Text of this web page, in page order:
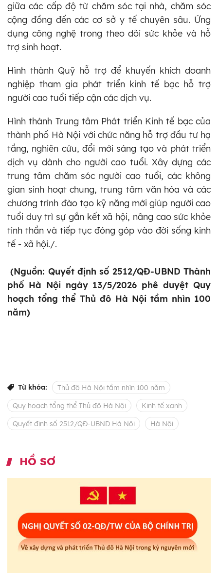
giữa các cấp độ từ chăm sóc tại nhà, chăm sóc
cộng đồng đến các cơ sở y tế chuyên sâu. Ứng
dụng công nghệ trong theo dõi sức khỏe và hỗ
trợ sinh hoạt.
Hình thành Quỹ hỗ trợ để khuyến khích doanh
nghiệp tham gia phát triển kinh tế bạc hỗ trợ
người cao tuổi tiếp cận các dịch vụ.
Hình thành Trung tâm Phát triển Kinh tế bạc của
thành phố Hà Nội với chức năng hỗ trợ đầu tư hạ
tầng, nghiên cứu, đổi mới sáng tạo và phát triển
dịch vụ dành cho người cao tuổi. Xây dựng các
trung tâm chăm sóc người cao tuổi, các không
gian sinh hoạt chung, trung tâm văn hóa và các
chương trình đào tạo kỹ năng mới giúp người cao
tuổi duy trì sự gắn kết xã hội, nâng cao sức khỏe
tinh thần và tiếp tục đóng góp vào đời sống kinh
tế - xã hội./.
(Nguồn: Quyết định số 2512/QĐ-UBND Thành
phố Hà Nội ngày 13/5/2026 phê duyệt Quy
hoạch tổng thể Thủ đô Hà Nội tầm nhìn 100
năm)
Từ khóa: Thủ đô Hà Nội tầm nhìn 100 năm
Quy hoạch tổng thể Thủ đô Hà Nội Kinh tế xanh
Quyết định số 2512/QĐ-UBND Hà Nội Hà Nội
HỒ SƠ